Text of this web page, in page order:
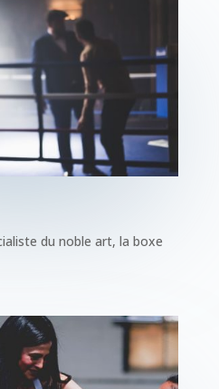
du noble art, la boxe